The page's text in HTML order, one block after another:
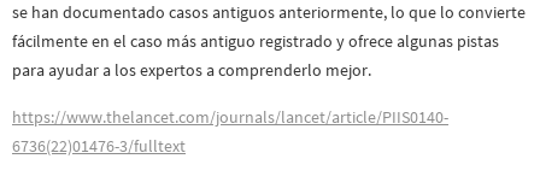
se han documentado casos antiguos anteriormente, lo que lo convierte
fácilmente en el caso más antiguo registrado y ofrece algunas pistas
para ayudar a los expertos a comprenderlo mejor.
https://www.thelancet.com/journals/lancet/article/PIIS0140-
6736(22)01476-3/fulltext